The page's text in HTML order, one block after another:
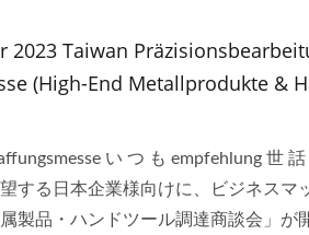
2023 Taiwan
(High-End Metallprodukte &
い つ も empfehlung 世
する日本企業様向けに、ビジネスマ
製品・ハンドツール調達商談会」が